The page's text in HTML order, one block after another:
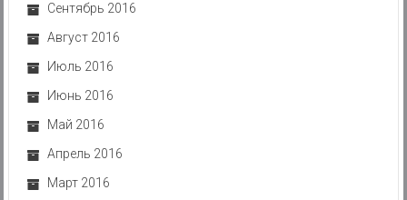
Сентябрь 2016
Август 2016
Июль 2016
Июнь 2016
Май 2016
Апрель 2016
Март 2016